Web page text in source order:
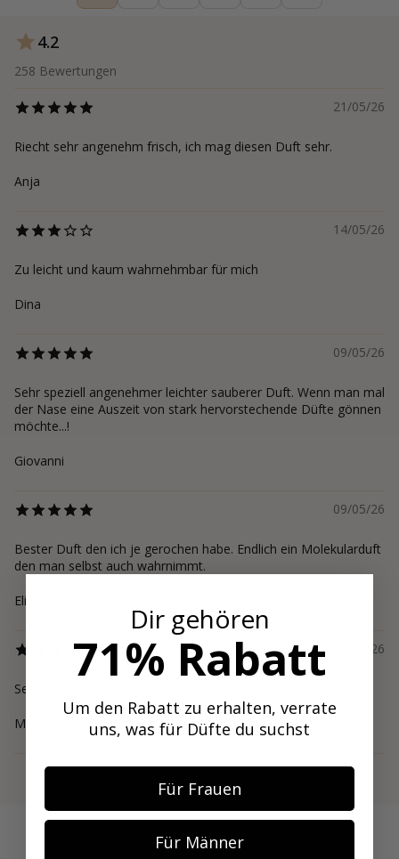
4.2
258 Bewertungen
21/05/26
Riecht sehr angenehm frisch, ich mag diesen Duft sehr.
Anja
14/05/26
Zu leicht und kaum wahrnehmbar für mich
Dina
09/05/26
Sehr speziell angenehmer leichter sauberer Duft. Wenn man mal
der Nase eine Auszeit von stark hervorstechende Düfte gönnen
möchte...!
Giovanni
09/05/26
Bester Duft den ich je gerochen habe. Endlich ein Molekularduft
den man selbst auch wahrnimmt.
Elisabeth
07/05/26
Sehr angenehm cremig frischer Duft, elegant und zeitlos
Melanie
Dir gehören
71% Rabatt
Um den Rabatt zu erhalten, verrate
uns, was für Düfte du suchst
Für Frauen
Für Männer